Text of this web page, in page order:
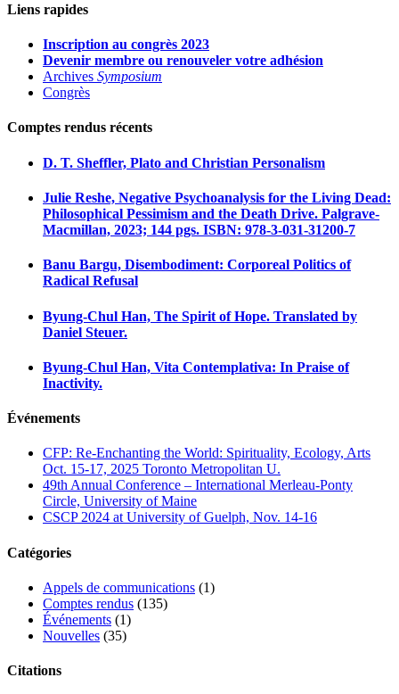
Liens rapides
Inscription au congrès 2023
Devenir membre ou renouveler votre adhésion
Archives Symposium
Congrès
Comptes rendus récents
D. T. Sheffler, Plato and Christian Personalism
Julie Reshe, Negative Psychoanalysis for the Living Dead:
Philosophical Pessimism and the Death Drive. Palgrave-
Macmillan, 2023; 144 pgs. ISBN: 978-3-031-31200-7
Banu Bargu, Disembodiment: Corporeal Politics of
Radical Refusal
Byung-Chul Han, The Spirit of Hope. Translated by
Daniel Steuer.
Byung-Chul Han, Vita Contemplativa: In Praise of
Inactivity.
Événements
CFP: Re-Enchanting the World: Spirituality, Ecology, Arts
Oct. 15-17, 2025 Toronto Metropolitan U.
49th Annual Conference – International Merleau-Ponty
Circle, University of Maine
CSCP 2024 at University of Guelph, Nov. 14-16
Catégories
Appels de communications (1)
Comptes rendus (135)
Événements (1)
Nouvelles (35)
Citations